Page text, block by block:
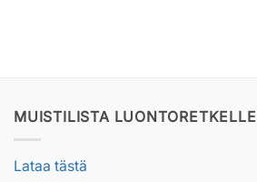
MUISTILISTA LUONTORETKELLE
Lataa tästä